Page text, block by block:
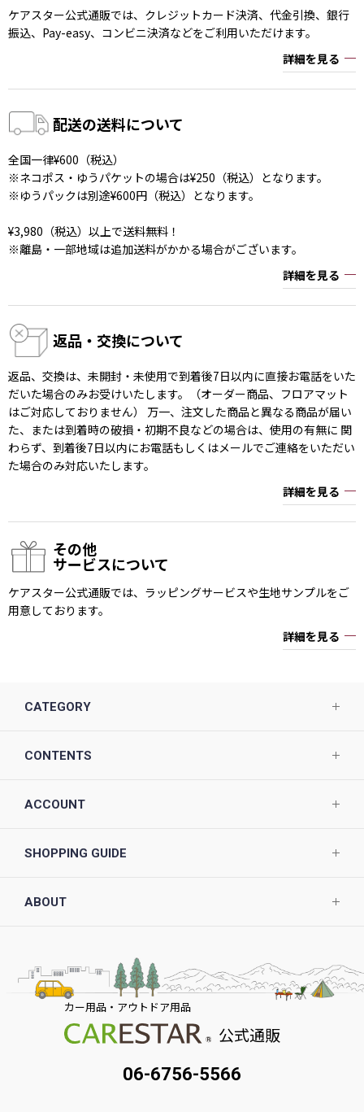
ケアスター公式通販では、クレジットカード決済、代金引換、銀行
振込、Pay-easy、コンビニ決済などをご利用いただけます。
詳細を見る
配送の送料について
全国一律¥600（税込）
※ネコポス・ゆうパケットの場合は¥250（税込）となります。
※ゆうパックは別途¥600円（税込）となります。
¥3,980（税込）以上で送料無料！
※離島・一部地域は追加送料がかかる場合がございます。
詳細を見る
返品・交換について
返品、交換は、未開封・未使用で到着後7日以内に直接お電話をいた
だいた場合のみお受けいたします。（オーダー商品、フロアマット
はご対応しておりません） 万一、注文した商品と異なる商品が届い
た、または到着時の破損・初期不良などの場合は、使用の有無に 関
わらず、到着後7日以内にお電話もしくはメールでご連絡をいただい
た場合のみ対応いたします。
詳細を見る
その他
サービスについて
ケアスター公式通販では、ラッピングサービスや生地サンプルをご
用意しております。
詳細を見る
CATEGORY
CONTENTS
ACCOUNT
SHOPPING GUIDE
ABOUT
カー用品・アウトドア用品
公式通販
06-6756-5566